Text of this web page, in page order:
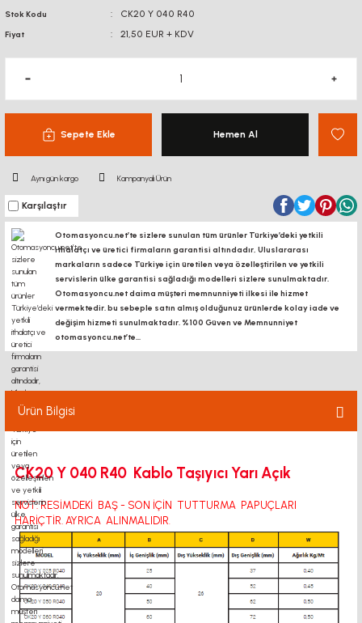
Stok Kodu CK20 Y 040 R40
Fiyat 21,50 EUR + KDV
Sepete Ekle Hemen Al
Aynı gün kargo Kampanyalı Ürün
Karşılaştır
Otomasyoncu.net’te sizlere sunulan tüm ürünler Türkiye’deki yetkili
ithalatçı ve üretici firmaların garantisi altındadır, Uluslararası
markaların sadece Türkiye için üretilen veya özelleştirilen ve yetkili
servislerin ülke garantisi sağladığı modelleri sizlere sunulmaktadır.
Otomasyoncu.net daima müşteri memnunniyeti ilkesi ile hizmet
vermektedir. bu sebeple satın almış olduğunuz ürünlerde kolay iade ve
değişim hizmeti sunulmaktadır. %100 Güven ve Memnunniyet
otomasyoncu.net’te...
Ürün Bilgisi
CK20 Y 040 R40 Kablo Taşıyıcı Yarı Açık
NOT: RESİMDEKİ BAŞ - SON İÇİN TUTTURMA PAPUÇLARI
HARİÇTİR. AYRICA ALINMALIDIR.